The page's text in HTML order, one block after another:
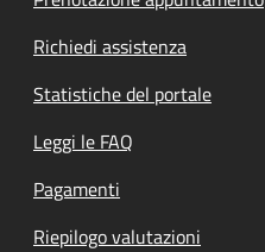
Richiedi assistenza
Statistiche del portale
Leggi le FAQ
Pagamenti
Riepilogo valutazioni